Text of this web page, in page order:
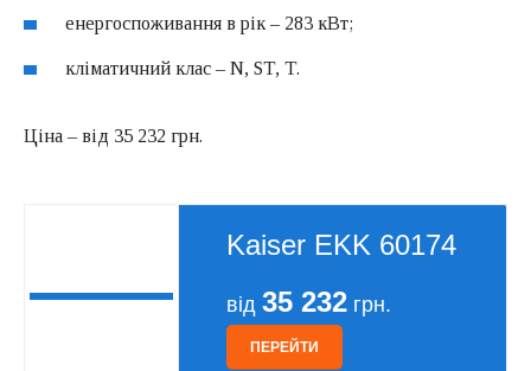
енергоспоживання в рік – 283 кВт;
кліматичний клас – N, ST, T.
Ціна – від 35 232 грн.
Kaiser EKK 60174
від 35 232 грн.
ПЕРЕЙТИ